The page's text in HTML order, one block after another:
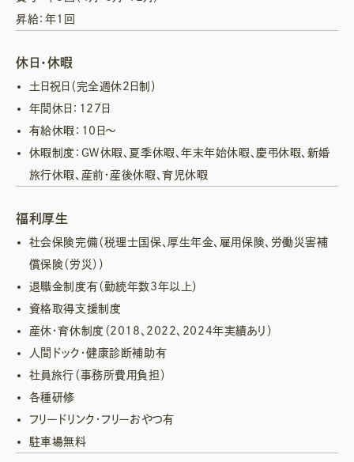
昇給：年1回
休日・休暇
土日祝日（完全週休2日制）
年間休日：127日
有給休暇：10日～
休暇制度：ＧＷ休暇、夏季休暇、年末年始休暇、慶弔休暇、新婚
旅行休暇、産前・産後休暇、育児休暇
福利厚生
社会保険完備（税理士国保、厚生年金、雇用保険、労働災害補
償保険（労災））
退職金制度有（勤続年数3年以上）
資格取得支援制度
産休・育休制度（2018、2022、2024年実績あり）
人間ドック・健康診断補助有
社員旅行（事務所費用負担）
各種研修
フリードリンク・フリーおやつ有
駐車場無料